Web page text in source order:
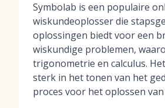
Symbolab is een populaire
wiskundeoplosser die
oplossingen biedt voor een
wiskundige problemen,
trigonometrie en calculus.
sterk in het tonen van het
proces voor het oplossen